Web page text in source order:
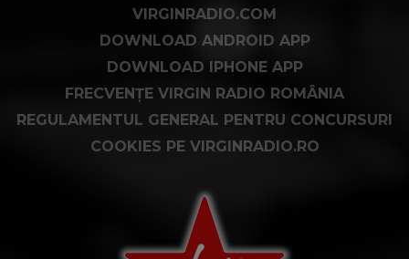
VIRGINRADIO.COM
DOWNLOAD ANDROID APP
DOWNLOAD IPHONE APP
FRECVENȚE VIRGIN RADIO ROMÂNIA
REGULAMENTUL GENERAL PENTRU CONCURSURI
COOKIES PE VIRGINRADIO.RO